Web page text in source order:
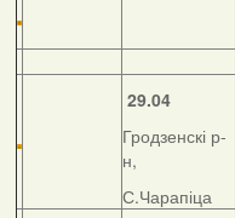
29.04
Гродзенскі р-
н,
С.Чарапіца